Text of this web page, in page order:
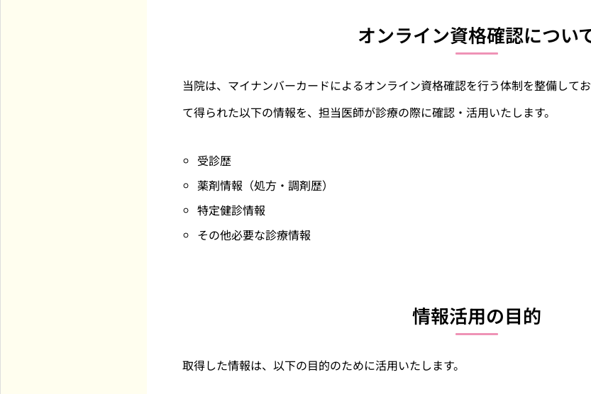
オンライン資格確認につい
当院は、マイナンバーカードによるオンライン資格確認を行う体制を整備して
て得られた以下の情報を、担当医師が診療の際に確認・活用いたします。
受診歴
薬剤情報（処方・調剤歴）
特定健診情報
その他必要な診療情報
情報活用の目的
取得した情報は、以下の目的のために活用いたします。